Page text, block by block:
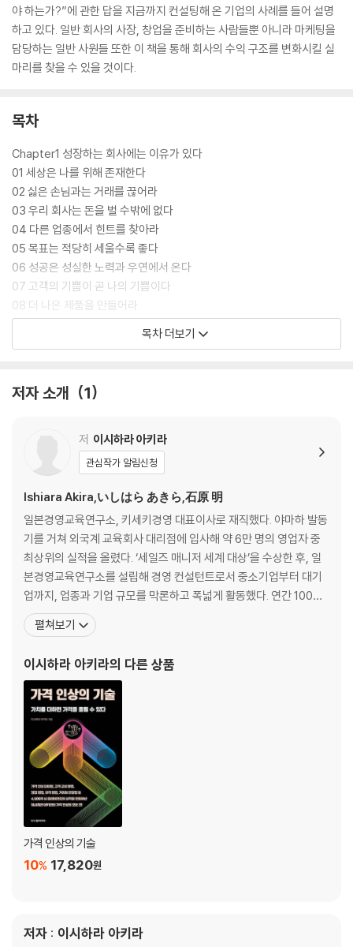
야 하는가?”에 관한 답을 지금까지 컨설팅해 온 기업의 사례를 들어 설명
하고 있다. 일반 회사의 사장, 창업을 준비하는 사람들뿐 아니라 마케팅을
담당하는 일반 사원들 또한 이 책을 통해 회사의 수익 구조를 변화시킬 실
마리를 찾을 수 있을 것이다.
목차
Chapter1 성장하는 회사에는 이유가 있다
01 세상은 나를 위해 존재한다
02 싫은 손님과는 거래를 끊어라
03 우리 회사는 돈을 벌 수밖에 없다
04 다른 업종에서 힌트를 찾아라
05 목표는 적당히 세울수록 좋다
06 성공은 성실한 노력과 우연에서 온다
07 고객의 기쁨이 곧 나의 기쁨이다
08 더 나은 제품을 만들어라
09 슬로건을 이용하라
13 잠든 아이는 깨우지 마라
Chapter2 싸다고 광고하면 싼 손님만 모인다
14 이시하라 식 필승 마케팅 비결
15 고객은 회사의 밥줄이다
16 마켓을 한정하지 마라
17 단골 가게의 변화에 주목하라
18 우리 회사의 가망 고객은 누구인가
19 싸다고 광고하면 싼 손님만 모인다
20 영업은 고객과 만나지 않을 때가 더 중요하다
21 고객은 여유 있게 대하라
23 고객에게 먼저 다가서라
25 이익은 어떻게 나는가
Chapter3 상품이 좋다고 무조건 팔리는 것은 아니다
26 잘 팔리는 물건은 따로 있다
27 상품 이름이 판매를 좌우한다
28 유행을 무조건 따르지 마라
29 마법의 문구를 만들어라
30 어떤 판매 전략이냐가 중요하다
31 마음을 움직이는 마케팅 전략
32 단 한 건의 주문도 무시하지 마라
34 고객의 우측 뇌를 자극하라
35 사장이 바뀌어도 회사 주가는 불변
목차 더보기
저자 소개 1
저 이시하라 아키라
관심작가 알림신청
Ishiara Akira,いしはら あきら,石原 明
일본경영교육연구소, 키세키경영 대표이사로 재직했다. 야마하 발동
기를 거쳐 외국계 교육회사 대리점에 입사해 약 6만 명의 영업자 중
최상위의 실적을 올렸다. ‘세일즈 매니저 세계 대상’을 수상한 후, 일
본경영교육연구소를 설립해 경영 컨설턴트로서 중소기업부터 대기
업까지, 업종과 기업 규모를 막론하고 폭넓게 활동했다. 연간 100회
이상 강연을 했으며, 사업 구상 능력과 마케팅 능력을 계발하고 육성
하는 ‘고수익 TOP 3% 클럽’을 이끌어 일본 전국에서 4,500개 이상
트 〈이시하라 아키라의 경영 힌트 +(플러스)〉는 누
펼쳐보기
이시하라 아키라의 다른 상품
가격 인상의 기술
17,820원
10%
저자 : 이시하라 아키라